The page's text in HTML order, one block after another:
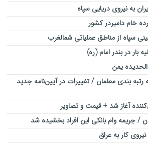
به نیروی دریایی سپاه
سپاه از مناطق عملیاتی شمالغرب
یمن
بندی معلمان / تغییرات در آیین‌نامه جدید
آغاز شد + قیمت و تصاویر
/ جریمه وام بانکی این افراد بخشیده شد
کار به عراق